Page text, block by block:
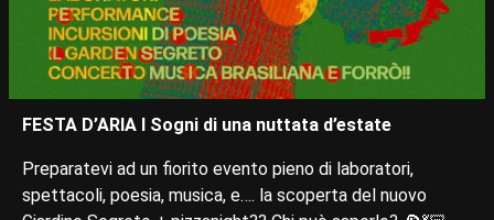
FESTA D’ARIA l Sogni di una nuttata d’estate
Preparatevi ad un fiorito evento pieno di laboratori,
spettacoli, poesia, musica, e…. la scoperta del nuovo